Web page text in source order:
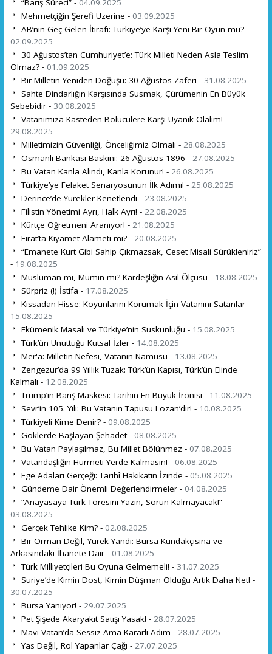
“Barış Süreci” - 04.09.2025
Mehmetçiğin Şerefi Üzerine - 03.09.2025
AB’nin Geç Gelen İtirafı: Türkiye’ye Karşı Yeni Bir Oyun mu? -
02.09.2025
30 Ağustos’tan Cumhuriyet’e: Türk Milleti Neden Asla Teslim
Olmaz? - 01.09.2025
Bir Milletin Yeniden Doğuşu: 30 Ağustos Zaferi - 31.08.2025
Sahte Dindarlığın Karşısında Susmak, Çürümenin En Büyük
Sebebidir - 30.08.2025
Vatanımıza Kasteden Bölücülere Karşı Uyanık Olalım! -
29.08.2025
Milletimizin Güvenliği, Önceliğimiz Olmalı - 28.08.2025
Osmanlı Bankası Baskını: 26 Ağustos 1896 - 27.08.2025
Bu Vatan Kanla Alındı, Kanla Korunur! - 26.08.2025
Türkiye’ye Felaket Senaryosunun İlk Adımı! - 25.08.2025
Derince’de Yürekler Kenetlendi - 23.08.2025
Filistin Yönetimi Ayrı, Halk Ayrı! - 22.08.2025
Kürtçe Öğretmeni Aranıyor! - 21.08.2025
Fırat’ta Kıyamet Alameti mi? - 20.08.2025
“Emanete Kurt Gibi Sahip Çıkmazsak, Ceset Misali Sürükleniriz”
- 19.08.2025
Müslüman mı, Mümin mi? Kardeşliğin Asıl Ölçüsü - 18.08.2025
Sürpriz (!) İstifa - 17.08.2025
Kıssadan Hisse: Koyunlarını Korumak İçin Vatanını Satanlar -
15.08.2025
Ekümenik Masalı ve Türkiye’nin Suskunluğu - 15.08.2025
Türk’ün Unuttuğu Kutsal İzler - 14.08.2025
Mer'a: Milletin Nefesi, Vatanın Namusu - 13.08.2025
Zengezur’da 99 Yıllık Tuzak: Türk’ün Kapısı, Türk’ün Elinde
Kalmalı - 12.08.2025
Trump’ın Barış Maskesi: Tarihin En Büyük İronisi - 11.08.2025
Sevr’in 105. Yılı: Bu Vatanın Tapusu Lozan’dır! - 10.08.2025
Türkiyeli Kime Denir? - 09.08.2025
Göklerde Başlayan Şehadet - 08.08.2025
Bu Vatan Paylaşılmaz, Bu Millet Bölünmez - 07.08.2025
Vatandaşlığın Hürmeti Yerde Kalmasın! - 06.08.2025
Ege Adaları Gerçeği: Tarihî Hakikatin İzinde - 05.08.2025
Gündeme Dair Önemli Değerlendirmeler - 04.08.2025
“Anayasaya Türk Töresini Yazın, Sorun Kalmayacak!” -
03.08.2025
Gerçek Tehlike Kim? - 02.08.2025
Bir Orman Değil, Yürek Yandı: Bursa Kundakçısına ve
Arkasındaki İhanete Dair - 01.08.2025
Türk Milliyetçileri Bu Oyuna Gelmemeli! - 31.07.2025
Suriye’de Kimin Dost, Kimin Düşman Olduğu Artık Daha Net! -
30.07.2025
Bursa Yanıyor! - 29.07.2025
Pet Şişede Akaryakıt Satışı Yasak! - 28.07.2025
Mavi Vatan’da Sessiz Ama Kararlı Adım - 28.07.2025
Yas Değil, Rol Yapanlar Çağı - 27.07.2025